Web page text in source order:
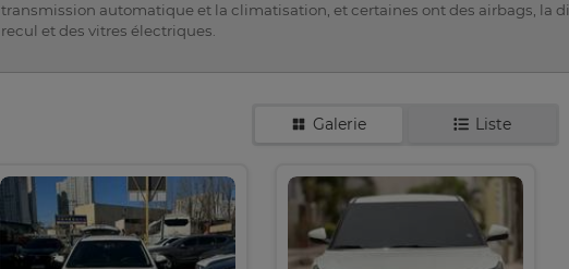
transmission automatique et la climatisation, et certaines ont des airbags, la
recul et des vitres électriques.
Galerie Liste